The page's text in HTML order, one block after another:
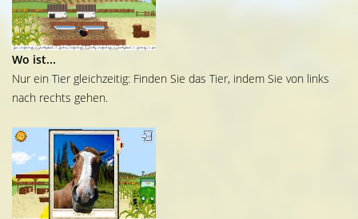
Wo ist...
Nur ein Tier gleichzeitig: Finden Sie das Tier, indem Sie von links
nach rechts gehen.